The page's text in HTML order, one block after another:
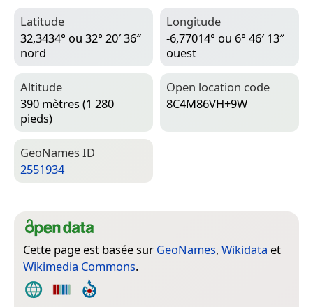
Latitude
32,3434° ou 32° 20′ 36″
nord
Longitude
-6,77014° ou 6° 46′ 13″
ouest
Altitude
390 mètres (1 280
pieds)
Open location code
8C4M86VH+9W
Geo­Names ID
2551934
Cette page est basée sur GeoNames, Wikidata et
Wikimedia Commons.